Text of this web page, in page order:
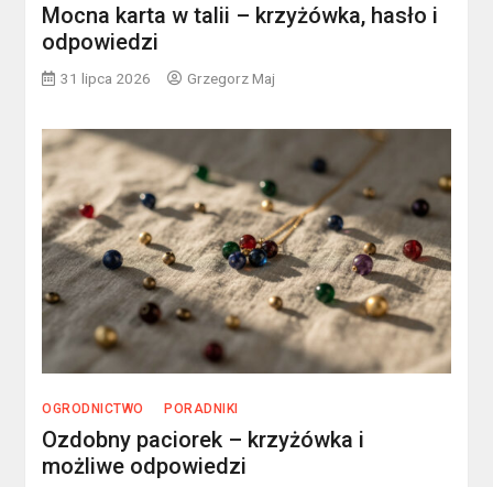
Mocna karta w talii – krzyżówka, hasło i
odpowiedzi
31 lipca 2026 Grzegorz Maj
OGRODNICTWO PORADNIKI
Ozdobny paciorek – krzyżówka i
możliwe odpowiedzi